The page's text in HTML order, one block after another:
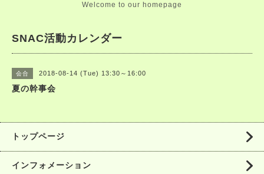
Welcome to our homepage
SNAC活動カレンダー
会合 2018-08-14 (Tue) 13:30～16:00
夏の幹事会
トップページ
インフォメーション